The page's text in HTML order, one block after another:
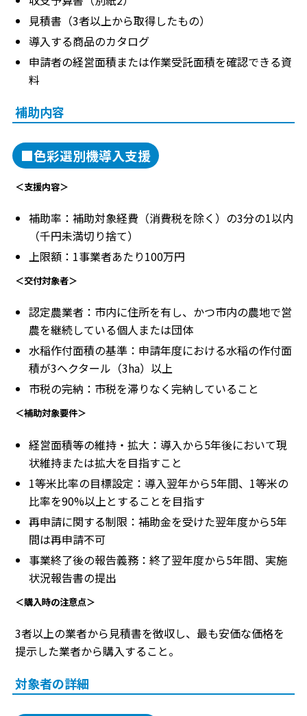
見積書（3者以上から取得したもの）
導入する商品のカタログ
申請者の経営面積または作業受託面積を確認できる資
料
補助内容
■色彩選別機導入支援
＜支援内容＞
補助率：補助対象経費（消費税を除く）の3分の1以内
（千円未満切り捨て）
上限額：1事業者あたり100万円
＜交付対象者＞
認定農業者：市内に住所を有し、かつ市内の農地で営
農を継続している個人または団体
水稲作付面積の基準：申請年度における水稲の作付面
積が3ヘクタール（3ha）以上
市税の完納：市税を滞りなく完納していること
＜補助対象要件＞
経営面積等の維持・拡大：導入から5年後において現
状維持または拡大を目指すこと
1等米比率の目標設定：導入翌年から5年間、1等米の
比率を90%以上とすることを目指す
再申請に関する制限：補助金を受けた翌年度から5年
間は再申請不可
事業終了後の報告義務：終了翌年度から5年間、実施
状況報告書の提出
＜購入時の注意点＞
3者以上の業者から見積書を徴収し、最も安価な価格を
提示した業者から購入すること。
対象者の詳細